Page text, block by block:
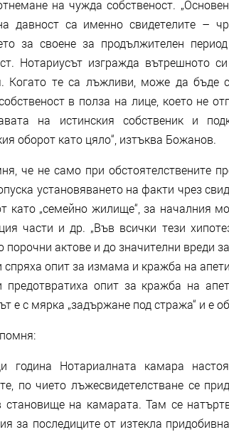
на чужда собственост.
давност са именно свидетелите –
за своене за продължителен
Нотариусът изгражда вътрешното
Когато те са лъжливи, може да бъде
в полза на лице, което не
на истинския собственик и
оборот като цяло“, изтъква Божанов.
че не само при обстоятелствените
установяването на факти чрез
като „семейно жилище“, за началния
части и др. „Във всички тези
порочни актове и до значителни вреди
спряха опит за измама и кражба на
предотвратиха опит за кражба на
е с мярка „задържане под стража“ и е
година Нотариалната камара
по чието лъжесвидетелстване се
становище на камарата. Там се
за последиците от изтекла